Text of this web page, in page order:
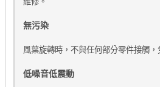
無污染
風葉旋轉時，不與任何部分零件接觸
低噪音低震動